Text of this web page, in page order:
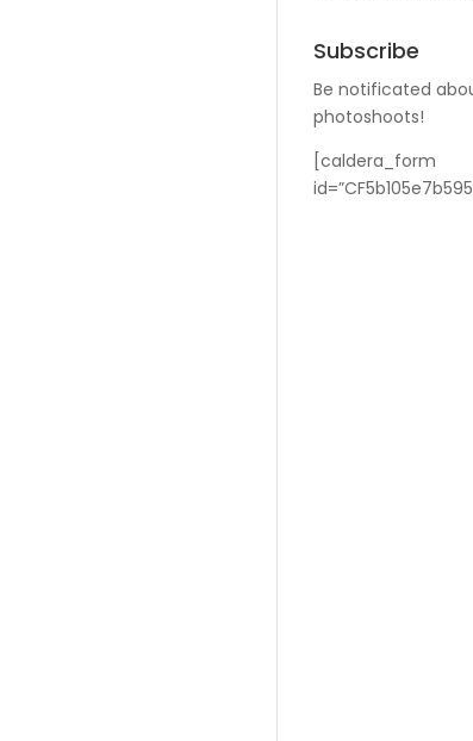
Subscribe
Be notificated
photoshoots!
[caldera_form